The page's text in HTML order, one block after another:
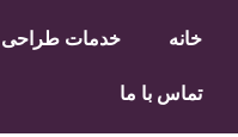
خانه خدمات
تماس با ما